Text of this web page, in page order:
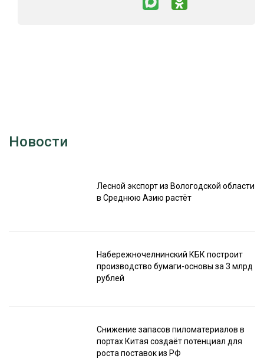
Новости
Лесной экспорт из Вологодской области
в Среднюю Азию растёт
Набережночелнинский КБК построит
производство бумаги-основы за 3 млрд
рублей
Снижение запасов пиломатериалов в
портах Китая создаёт потенциал для
роста поставок из РФ